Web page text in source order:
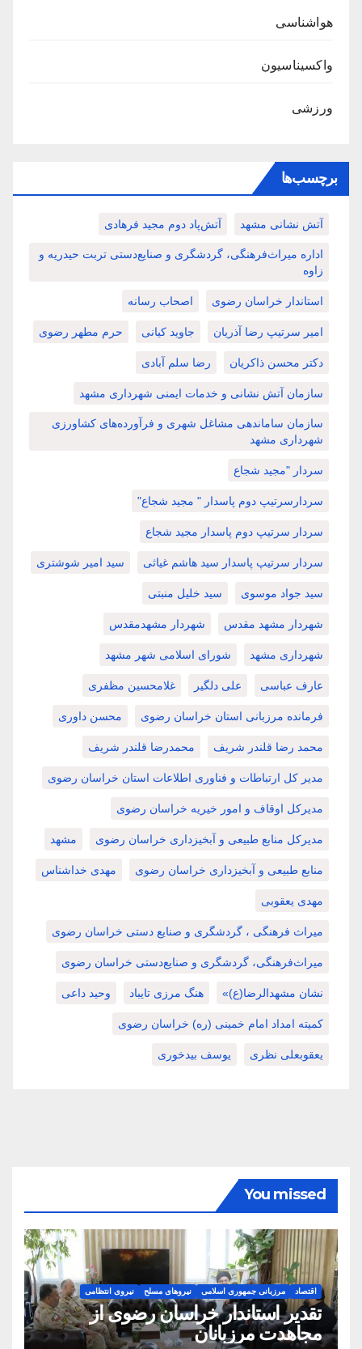
هواشناسی
واکسیناسیون
ورزشی
برچسب‌ها
آتش نشانی مشهد آتش‌پاد دوم مجید فرهادی
اداره میراث‌فرهنگی، گردشگری و صنایع‌دستی تربت حیدریه و
زاوه
استاندار خراسان رضوی اصحاب رسانه
امیر سرتیپ رضا آذریان جاوید کیانی حرم مطهر رضوی
دکتر محسن ذاکریان رضا سلم آبادی
سازمان آتش نشانی و خدمات ایمنی شهرداری مشهد
سازمان ساماندهی مشاغل شهری و فرآورده‌های کشاورزی
شهرداری مشهد
سردار "مجید شجاع
سردارسرتیپ دوم پاسدار " مجید شجاع"
سردار سرتیپ دوم پاسدار مجید شجاع
سردار سرتیپ پاسدار سید هاشم غیاثی سید امیر شوشتری
سید جواد موسوی سید خلیل منبتی
شهردار مشهد مقدس شهردار مشهدمقدس
شهرداری مشهد شورای اسلامی شهر مشهد
عارف عباسی علی دلگیر غلامحسین مظفری
فرمانده مرزبانی استان خراسان رضوی محسن داوری
محمد رضا قلندر شریف محمدرضا قلندر شریف
مدیر کل ارتباطات و فناوری اطلاعات استان خراسان رضوی
مدیرکل اوقاف و امور خیریه خراسان رضوی
مدیرکل منابع طبیعی و آبخیزداری خراسان رضوی مشهد
منابع طبیعی و آبخیزداری خراسان رضوی مهدی خداشناس
مهدی یعقوبی
میراث فرهنگی ، گردشگری و صنایع دستی خراسان رضوی
میراث‌فرهنگی، گردشگری و صنایع‌دستی خراسان رضوی
نشان مشهدالرضا(ع)» هنگ مرزی تایباد وحید داعی
کمیته امداد امام خمینی (ره) خراسان رضوی
یعقوبعلی نظری یوسف بیدخوری
You missed
اقتصاد مرزبانی جمهوری اسلامی نیروهای مسلح نیروی انتظامی
تقدیر استاندار خراسان رضوی از
مجاهدت مرزبانان